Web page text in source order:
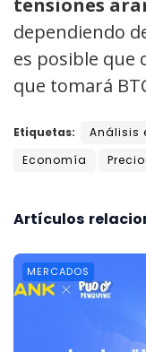
tensiones
dependiendo
es posible que
que tomará
Etiquetas: Análisis
Economía
Artículos
MERCADOS